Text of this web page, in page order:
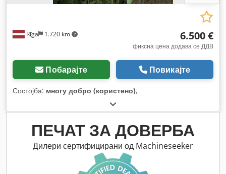
Rīga 1.720 km 6.500 €
фиксна цена додава се ДДВ
Побарајте Повикајте
Состојба: многу добро (користено),
ПЕЧАТ ЗА ДОВЕРБА
Дилери сертифицирани од Machineseeker